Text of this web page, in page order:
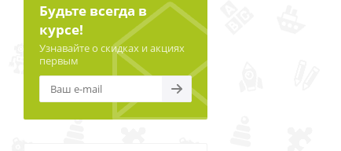
Будьте всегда в
курсе!
Узнавайте о скидках и акциях
первым